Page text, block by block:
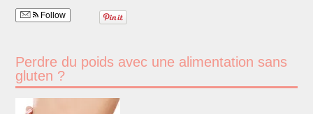
Follow
Perdre du poids avec une alimentation sans
gluten ?